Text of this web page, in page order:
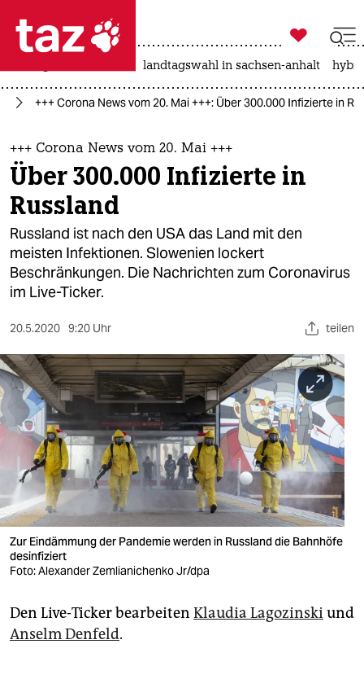
 taz zahl ich
taz zahl ich
themen
politik
öko
gesellschaft
kultur
sport
berlin
nord
wahrheit
verlag
verlag
veranstaltungen
shop
fragen & hilfe
unterstützen

taz zahl ich
landtagswahl in sachsen-anhalt
+++ Corona News vom 20. Mai +++: Über 300.000 Infizierte in
+++ Corona News vom 20. Mai +++
Über 300.000 Infizierte in
Russland
Russland ist nach den USA das Land mit den
meisten Infektionen. Slowenien lockert
Beschränkungen. Die Nachrichten zum Coronavirus
im Live-Ticker.
20.5.2020 9:20 Uhr teilen
Zur Eindämmung der Pandemie werden in Russland die Bahnhöfe
desinfiziert
Foto: Alexander Zemlianichenko Jr/dpa
Den Live-Ticker bearbeiten Klaudia Lagozinskiund
Anselm Denfeld.